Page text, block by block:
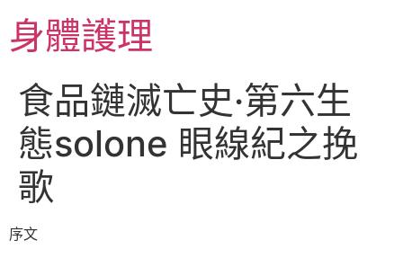
主身體護理
食品鏈滅亡史·第六生
態solone 眼線紀之挽
歌
序文